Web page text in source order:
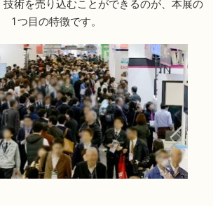
術を売り込むことができるのが、本展の
1つ目の特徴です。